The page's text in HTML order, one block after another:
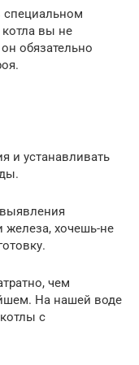
специальном
вы не
обязательно
и устанавливать
хочешь-не
чем
На нашей воде
с